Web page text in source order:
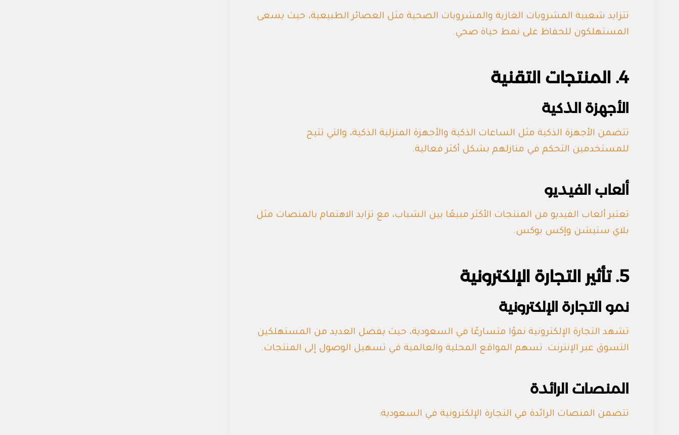
تتزايد شعبية المشروبات الغازية والمشروبات الصحية مثل العصائر الطبيعية، حيث يسعى
المستهلكون للحفاظ على نمط حياة صحي.
4. المنتجات التقنية
الأجهزة الذكية
تتضمن الأجهزة الذكية مثل الساعات الذكية والأجهزة المنزلية الذكية، والتي تتيح
للمستخدمين التحكم في منازلهم بشكل أكثر فعالية.
ألعاب الفيديو
تعتبر ألعاب الفيديو من المنتجات الأكثر مبيعًا بين الشباب، مع تزايد الاهتمام بالمنصات مثل
بلاي ستيشن وإكس بوكس.
5. تأثير التجارة الإلكترونية
نمو التجارة الإلكترونية
تشهد التجارة الإلكترونية نموًا متسارعًا في السعودية، حيث يفضل العديد من المستهلكين
التسوق عبر الإنترنت. تسهم المواقع المحلية والعالمية في تسهيل الوصول إلى المنتجات.
المنصات الرائدة
تتضمن المنصات الرائدة في التجارة الإلكترونية في السعودية: